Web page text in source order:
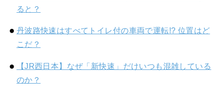
ると？
丹波路快速はすべてトイレ付の車両で運転!? 位置はど
こだ？
【JR西日本】なぜ「新快速」だけいつも混雑している
のか？